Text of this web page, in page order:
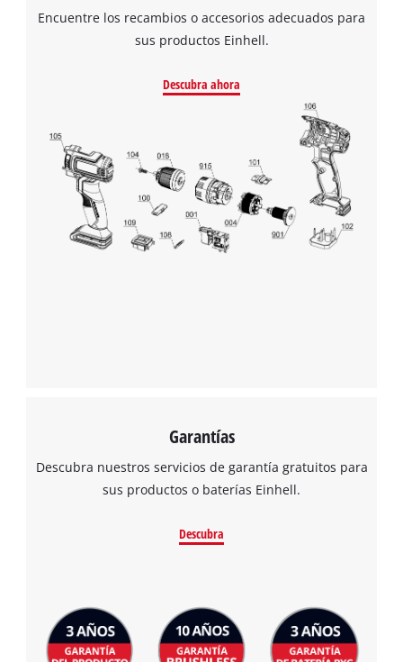
Encuentre los recambios o accesorios adecuados para
sus productos Einhell.
Descubra ahora
Garantías
Descubra nuestros servicios de garantía gratuitos para
sus productos o baterías Einhell.
Descubra